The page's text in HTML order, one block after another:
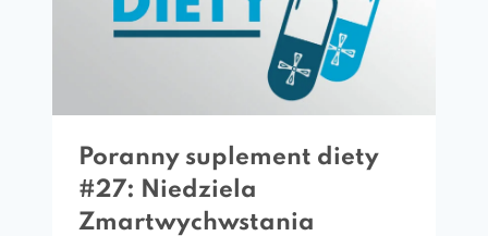
Poranny suplement diety
#27: Niedziela
Zmartwychwstania